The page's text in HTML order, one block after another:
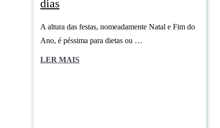
dias
A altura das festas, nomeadamente Natal e Fim do
Ano, é péssima para dietas ou …
LER MAIS